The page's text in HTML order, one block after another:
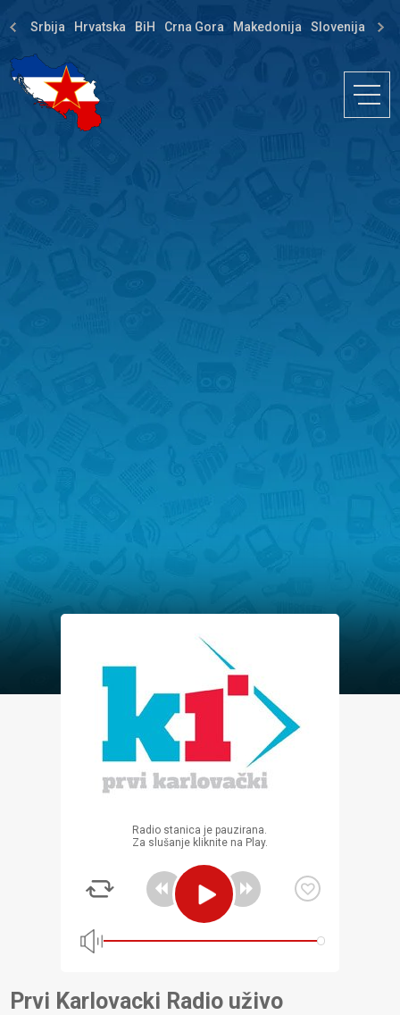
Srbija Hrvatska BiH Crna Gora Makedonija Slovenija
Radio stanica je pauzirana.
Za slušanje kliknite na Play.
Prvi Karlovacki Radio uživo